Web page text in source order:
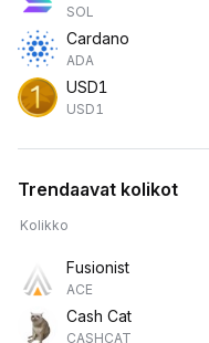
SOL
Cardano
ADA
USD1
USD1
Trendaavat kolikot
Kolikko
Fusionist
ACE
Cash Cat
CASHCAT